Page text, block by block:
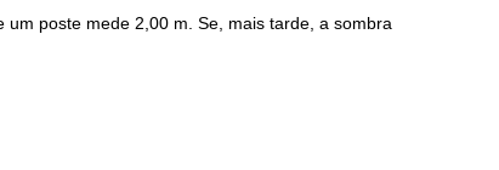
poste mede 2,00 m. Se, mais tarde, a sombra